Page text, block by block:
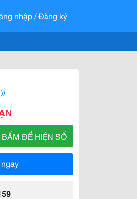
nhập / Đăng ký
BẤM ĐỂ HIỆN SỐ